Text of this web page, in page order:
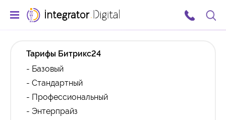
Тарифы Битрикс24
- Базовый
- Стандартный
- Профессиональный
- Энтерпрайз